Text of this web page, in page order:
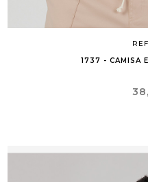
1737 - CAMISA